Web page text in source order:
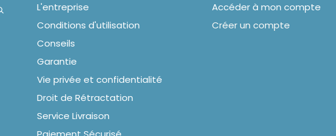
L'entreprise
Conditions d'utilisation
Conseils
Garantie
Vie privée et confidentialité
Droit de Rétractation
Service Livraison
Accéder à mon compte
Créer un compte